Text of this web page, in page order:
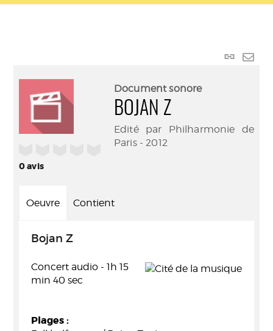
Lien
0avis
Document sonore
BOJAN Z
Edité par Philharmonie de
Paris - 2012
Oeuvre Contient
Bojan Z
Concert audio - 1h 15
min 40 sec
Plages :